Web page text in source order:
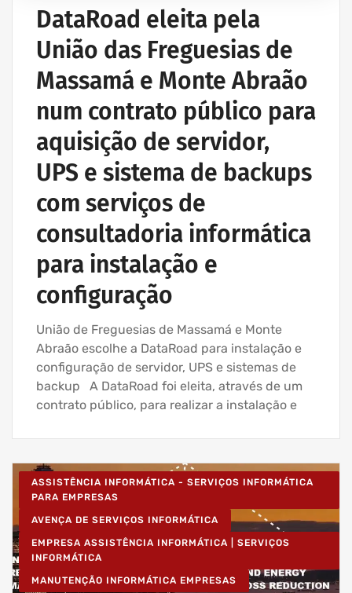
DataRoad eleita pela
União das Freguesias de
Massamá e Monte Abraão
num contrato público para
aquisição de servidor,
UPS e sistema de backups
com serviços de
consultadoria informática
para instalação e
configuração
União de Freguesias de Massamá e Monte
Abraão escolhe a DataRoad para instalação e
configuração de servidor, UPS e sistemas de
backup A DataRoad foi eleita, através de um
contrato público, para realizar a instalação e
ASSISTÊNCIA INFORMÁTICA - SERVIÇOS INFORMÁTICA
PARA EMPRESAS
AVENÇA DE SERVIÇOS INFORMÁTICA
EMPRESA ASSISTÊNCIA INFORMÁTICA | SERVIÇOS
INFORMÁTICA
MANUTENÇÃO INFORMÁTICA EMPRESAS